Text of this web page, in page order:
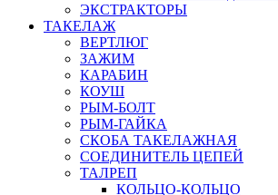
ЭКСТРАКТОРЫ
ТАКЕЛАЖ
ВЕРТЛЮГ
ЗАЖИМ
КАРАБИН
КОУШ
РЫМ-БОЛТ
РЫМ-ГАЙКА
СКОБА ТАКЕЛАЖНАЯ
СОЕДИНИТЕЛЬ ЦЕПЕЙ
ТАЛРЕП
КОЛЬЦО-КОЛЬЦО